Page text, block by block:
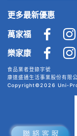
更多最新優惠
萬家福
樂家康
食品業者登錄字號
康達盛通生活事業股份
Copyright©2026 Uni-